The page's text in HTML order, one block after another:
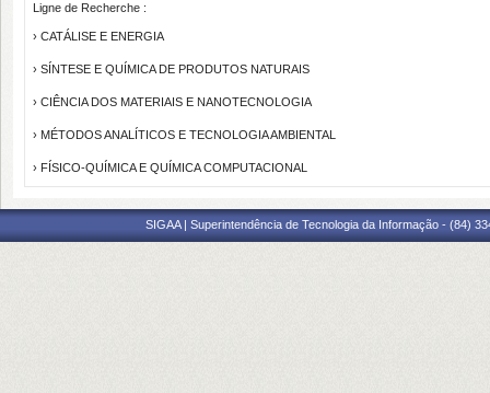
Ligne de Recherche :
› CATÁLISE E ENERGIA
› SÍNTESE E QUÍMICA DE PRODUTOS NATURAIS
› CIÊNCIA DOS MATERIAIS E NANOTECNOLOGIA
› MÉTODOS ANALÍTICOS E TECNOLOGIA AMBIENTAL
› FÍSICO-QUÍMICA E QUÍMICA COMPUTACIONAL
SIGAA | Superintendência de Tecnologia da Informação - (84)